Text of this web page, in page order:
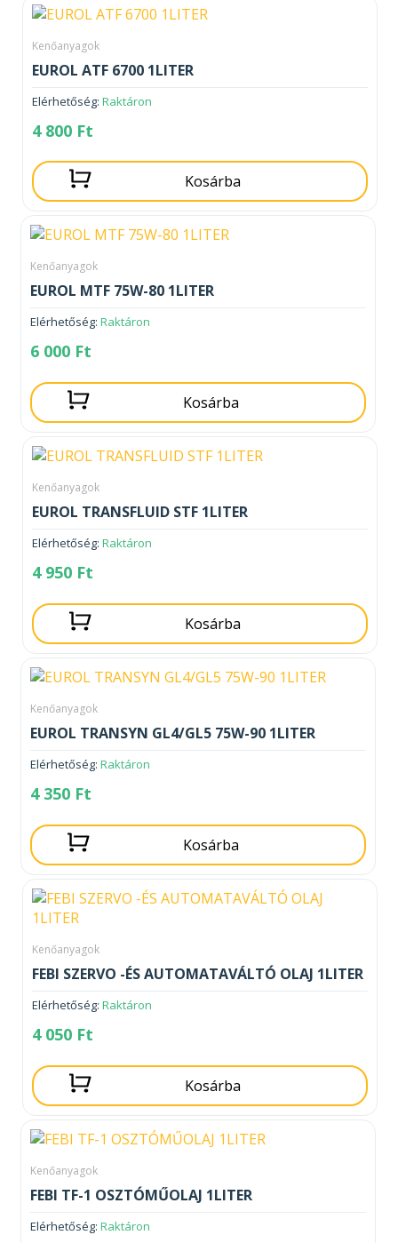
Kenőanyagok
EUROL ATF 6700 1LITER
Elérhetőség: Raktáron
4 800 Ft
Kosárba
Kenőanyagok
EUROL MTF 75W-80 1LITER
Elérhetőség: Raktáron
6 000 Ft
Kosárba
Kenőanyagok
EUROL TRANSFLUID STF 1LITER
Elérhetőség: Raktáron
4 950 Ft
Kosárba
Kenőanyagok
EUROL TRANSYN GL4/GL5 75W-90 1LITER
Elérhetőség: Raktáron
4 350 Ft
Kosárba
Kenőanyagok
FEBI SZERVO -ÉS AUTOMATAVÁLTÓ OLAJ 1LITER
Elérhetőség: Raktáron
4 050 Ft
Kosárba
Kenőanyagok
FEBI TF-1 OSZTÓMŰOLAJ 1LITER
Elérhetőség: Raktáron